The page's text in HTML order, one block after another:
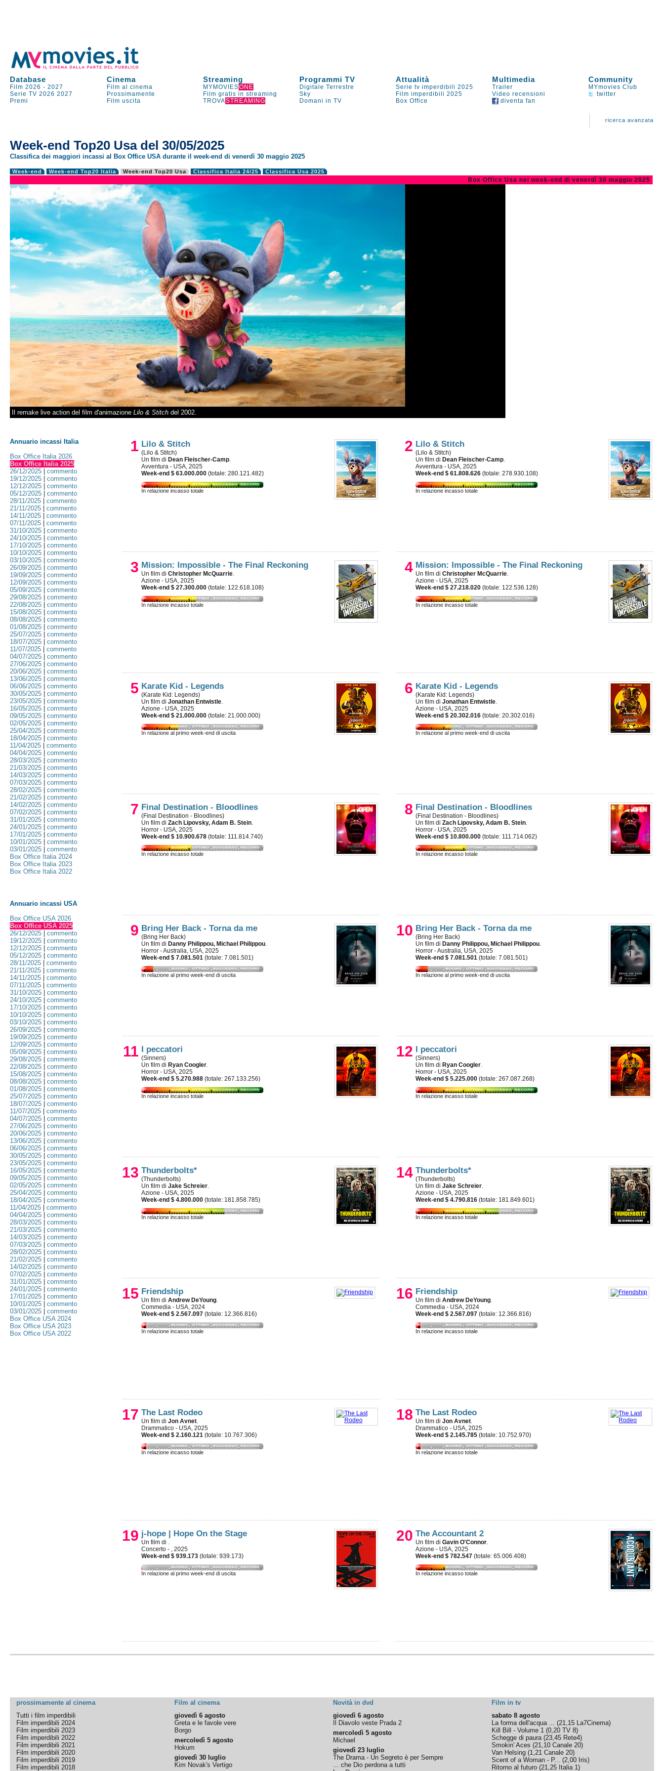
Database Cinema Streaming Programmi TV Attualità Multimedia Community
Film 2026 -2027 Film al cinema MYMOVIESONE Digitale Terrestre Serie tv imperdibili 2025 Trailer
MYmovies Club
Serie TV 2026 2027 Prossimamente Film gratis in streaming Sky Film imperdibili 2025 Video recensioni
twitter
Premi
Film uscita TROVASTREAMING Domani in TV Box Office diventa fan
ricerca avanzata
Week-end Top20 Usa del 30/05/2025
Classifica dei maggiori incassi al Box Office USA durante il week-end di venerdì 30 maggio 2025
Week-end Week-end Top20 Italia Week-end Top20 Usa Classifica Italia 24/25 Classifica Usa 2025
Box Office Usa nel week-end di venerdì 30 maggio 2025
Il remake live action del film d'animazioneLilo & Stitch del 2002.
Annuario incassi Italia
Box Office Italia 2026
Box Office Italia 2025
26/12/2025 |commento
19/12/2025 |commento
12/12/2025 |commento
05/12/2025 |commento
28/11/2025 |commento
21/11/2025 |commento
14/11/2025 |commento
07/11/2025 |commento
31/10/2025 |commento
24/10/2025 |commento
17/10/2025 |commento
10/10/2025 |commento
03/10/2025 |commento
26/09/2025 |commento
19/09/2025 |commento
12/09/2025 |commento
05/09/2025 |commento
29/08/2025 |commento
22/08/2025 |commento
15/08/2025 |commento
08/08/2025 |commento
01/08/2025 |commento
25/07/2025 |commento
18/07/2025 |commento
11/07/2025 |commento
04/07/2025 |commento
27/06/2025 |commento
20/06/2025 |commento
13/06/2025 |commento
06/06/2025 |commento
30/05/2025 |commento
23/05/2025 |commento
16/05/2025 |commento
09/05/2025 |commento
02/05/2025 |commento
25/04/2025 |commento
18/04/2025 |commento
11/04/2025 |commento
04/04/2025 |commento
28/03/2025 |commento
21/03/2025 |commento
14/03/2025 |commento
07/03/2025 |commento
28/02/2025 |commento
21/02/2025 |commento
14/02/2025 |commento
07/02/2025 |commento
31/01/2025 |commento
24/01/2025 |commento
17/01/2025 |commento
10/01/2025 |commento
03/01/2025 |commento
Box Office Italia 2024
Box Office Italia 2023
Box Office Italia 2022
Annuario incassi USA
Box Office USA 2026
Box Office USA 2025
26/12/2025 |commento
19/12/2025 |commento
12/12/2025 |commento
05/12/2025 |commento
28/11/2025 |commento
21/11/2025 |commento
14/11/2025 |commento
07/11/2025 |commento
31/10/2025 |commento
24/10/2025 |commento
17/10/2025 |commento
10/10/2025 |commento
03/10/2025 |commento
26/09/2025 |commento
19/09/2025 |commento
12/09/2025 |commento
05/09/2025 |commento
29/08/2025 |commento
22/08/2025 |commento
15/08/2025 |commento
08/08/2025 |commento
01/08/2025 |commento
25/07/2025 |commento
18/07/2025 |commento
11/07/2025 |commento
04/07/2025 |commento
27/06/2025 |commento
20/06/2025 |commento
13/06/2025 |commento
06/06/2025 |commento
30/05/2025 |commento
23/05/2025 |commento
16/05/2025 |commento
09/05/2025 |commento
02/05/2025 |commento
25/04/2025 |commento
18/04/2025 |commento
11/04/2025 |commento
04/04/2025 |commento
28/03/2025 |commento
21/03/2025 |commento
14/03/2025 |commento
07/03/2025 |commento
28/02/2025 |commento
21/02/2025 |commento
14/02/2025 |commento
07/02/2025 |commento
31/01/2025 |commento
24/01/2025 |commento
17/01/2025 |commento
10/01/2025 |commento
03/01/2025 |commento
Box Office USA 2024
Box Office USA 2023
Box Office USA 2022
1 Lilo & Stitch
(Lilo & Stitch)
Un film di Dean Fleischer-Camp.
Avventura - USA, 2025
Week-end $ 63.000.000(totale: 280.121.482)
In relazione incasso totale
3 Mission: Impossible - The Final Reckoning
Un film di Christopher McQuarrie.
Azione - USA, 2025
Week-end $ 27.300.000(totale: 122.618.108)
In relazione incasso totale
5 Karate Kid - Legends
(Karate Kid: Legends)
Un film di Jonathan Entwistle.
Azione - USA, 2025
Week-end $ 21.000.000(totale: 21.000.000)
In relazione al primo week-end di uscita
7 Final Destination - Bloodlines
(Final Destination - Bloodlines)
Un film di Zach Lipovsky, Adam B. Stein.
Horror - USA, 2025
Week-end $ 10.900.678(totale: 111.814.740)
In relazione incasso totale
9 Bring Her Back - Torna da me
(Bring Her Back)
Un film di Danny Philippou, Michael Philippou.
Horror - Australia, USA, 2025
Week-end $ 7.081.501(totale: 7.081.501)
In relazione al primo week-end di uscita
11 I peccatori
(Sinners)
Un film di Ryan Coogler.
Horror - USA, 2025
Week-end $ 5.270.988(totale: 267.133.256)
In relazione incasso totale
13 Thunderbolts*
(Thunderbolts)
Un film di Jake Schreier.
Azione - USA, 2025
Week-end $ 4.800.000(totale: 181.858.785)
In relazione incasso totale
15 Friendship
Un film di Andrew DeYoung.
Commedia - USA, 2024
Week-end $ 2.567.097(totale: 12.366.816)
In relazione incasso totale
17 The Last Rodeo
Un film di Jon Avnet.
Drammatico - USA, 2025
Week-end $ 2.160.121(totale: 10.767.306)
In relazione incasso totale
19 j-hope | Hope On the Stage
Un film di .
Concerto - , 2025
Week-end $ 939.173(totale: 939.173)
In relazione al primo week-end di uscita
2 Lilo & Stitch
(Lilo & Stitch)
Un film di Dean Fleischer-Camp.
Avventura - USA, 2025
Week-end $ 61.808.626 (totale: 278.930.108)
In relazione incasso totale
4 Mission: Impossible - The Final Reckoning
Un film diChristopher McQuarrie.
Azione - USA, 2025
Week-end $ 27.218.020 (totale: 122.536.128)
In relazione incasso totale
6 Karate Kid - Legends
(Karate Kid: Legends)
Un film diJonathan Entwistle.
Azione - USA, 2025
Week-end $ 20.302.016 (totale: 20.302.016)
In relazione al primo week-end di uscita
8 Final Destination - Bloodlines
(Final Destination - Bloodlines)
Un film diZach Lipovsky, Adam B. Stein.
Horror - USA, 2025
Week-end $ 10.800.000 (totale: 111.714.062)
In relazione incasso totale
10 Bring Her Back - Torna da me
(Bring Her Back)
Un film di Danny Philippou, Michael Philippou.
Horror - Australia, USA, 2025
Week-end $ 7.081.501 (totale: 7.081.501)
In relazione al primo week-end di uscita
12 I peccatori
(Sinners)
Un film di Ryan Coogler.
Horror - USA, 2025
Week-end $ 5.225.000 (totale: 267.087.268)
In relazione incasso totale
14 Thunderbolts*
(Thunderbolts)
Un film diJake Schreier.
Azione - USA, 2025
Week-end $ 4.790.816 (totale: 181.849.601)
In relazione incasso totale
16 Friendship
Un film diAndrew DeYoung.
Commedia - USA, 2024
Week-end $ 2.567.097 (totale: 12.366.816)
In relazione incasso totale
18 The Last Rodeo
Un film diJon Avnet.
Drammatico - USA, 2025
Week-end $ 2.145.785 (totale: 10.752.970)
In relazione incasso totale
20 The Accountant 2
Un film diGavin O'Connor.
Azione - USA, 2025
Week-end $ 782.547 (totale: 65.006.408)
In relazione incasso totale
prossimamente al cinema Film al cinema Novità in dvd
Film in tv
Tutti i film imperdibili
Film imperdibili 2024
Film imperdibili 2023
Film imperdibili 2022
Film imperdibili 2021
Film imperdibili 2020
Film imperdibili 2019
Film imperdibili 2018
giovedì 6 agosto
Greta e le favole vere
Borgo
mercoledì 5 agosto
Hokum
giovedì 30 luglio
Kim Novak's Vertigo
giovedì 6 agosto
Il Diavolo veste Prada 2
mercoledì 5 agosto
Michael
giovedì 23 luglio
The Drama - Un Segreto è per Sempre
... che Dio perdona a tutti
sabato 8 agosto
La forma dell'acqua ... (21,15 La7Cinema)
Kill Bill - Volume 1 (0,20 TV 8)
Schegge di paura(23,45 Rete4)
Smokin' Aces (21,10 Canale 20)
Van Helsing (1,21 Canale 20)
Scent of a Woman - P... (2,00 Iris)
Ritorno al futuro (21,25 Italia 1)